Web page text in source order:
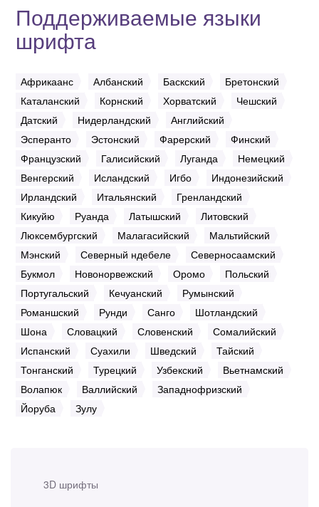
3D шрифты
Поддерживаемые языки
шрифта
Африкаанс Албанский Баскский
Бретонский
Каталанский
Корнский Хорватский
Чешский
Датский
Нидерландский
Английский
Эсперанто
Эстонский Фарерский
Финский
Французский
Галисийский Луганда
Немецкий
Венгерский
Исландский Игбо
Индонезийский
Ирландский
Итальянский
Гренландский
Кикуйю
Руанда Латышский
Литовский
Люксембургский
Малагасийский
Мальтийский
Мэнский
Северный ндебеле
Северносаамский
Букмол
Новонорвежский Оромо
Польский
Португальский
Кечуанский
Румынский
Романшский
Рунди Санго
Шотландский
Шона
Словацкий Словенский
Сомалийский
Испанский
Суахили Шведский
Тайский
Тонганский
Турецкий Узбекский
Вьетнамский
Волапюк
Валлийский
Западнофризский
Йоруба
Зулу